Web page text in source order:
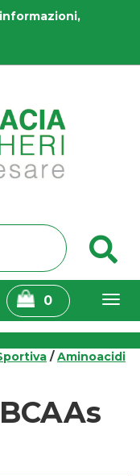
0prodotti
inseriti
/Aminoacidi